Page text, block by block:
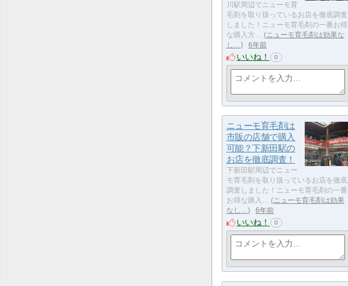
川駅周辺でニューモ育
毛剤を取り扱っているお店を徹底調査
しました！ニューモ育毛剤の一番お得
な購入方…
ニューモ育毛剤は効果な
し…
6年前
いいね！ 0
ニューモ育毛剤は
市販の店舗で購入
可能？下新田駅の
お店を徹底調査！
下新田駅周辺でニュー
モ育毛剤を取り扱っているお店を徹底
調査しました！ニューモ育毛剤の一番
お得な購入…
ニューモ育毛剤は効果
なし…
6年前
いいね！ 0